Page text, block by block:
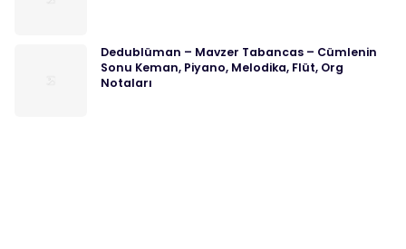
Dedublüman – Mavzer Tabancas – Cümlenin
Sonu Keman, Piyano, Melodika, Flüt, Org
Notaları